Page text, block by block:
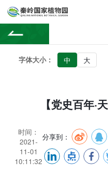
字体大小： 中 大
【党史百年·
时间：
2021-
11-01
10:11:32
分享到：